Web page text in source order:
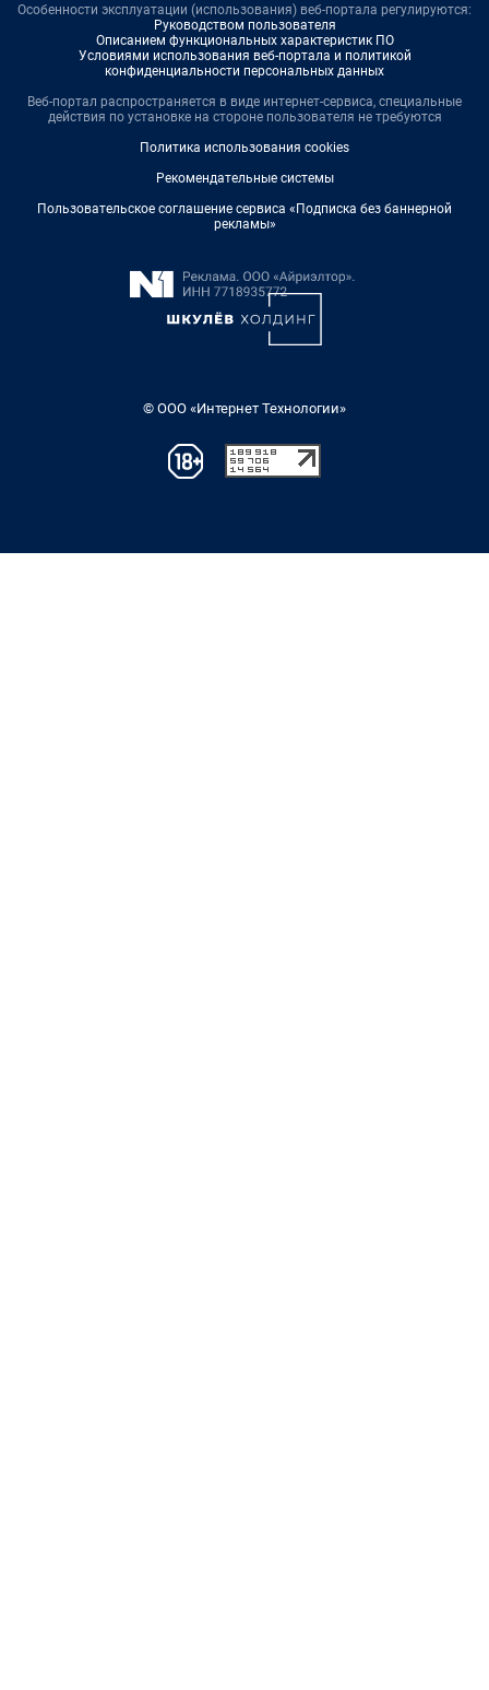
Особенности эксплуатации (использования) веб-портала регулируются:
Руководством пользователя
Описанием функциональных характеристик ПО
Условиями использования веб-портала и политикой
конфиденциальности персональных данных
Веб-портал распространяется в виде интернет-сервиса, специальные
действия по установке на стороне пользователя не требуются
Политика использования cookies
Рекомендательные системы
Пользовательское соглашение сервиса «Подписка без баннерной
рекламы»
© ООО «Интернет Технологии»